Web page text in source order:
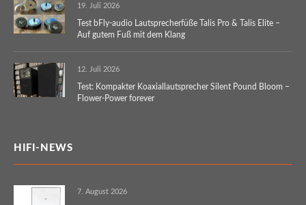
19. Juli 2026
Test bFly-audio Lautsprecherfüße Talis Pro & Talis Elite –
Auf gutem Fuß mit dem Klang
12. Juli 2026
Test: Kompakter Koaxiallautsprecher Silent Pound Bloom –
Flower-Power forever
HIFI-NEWS
7. August 2026